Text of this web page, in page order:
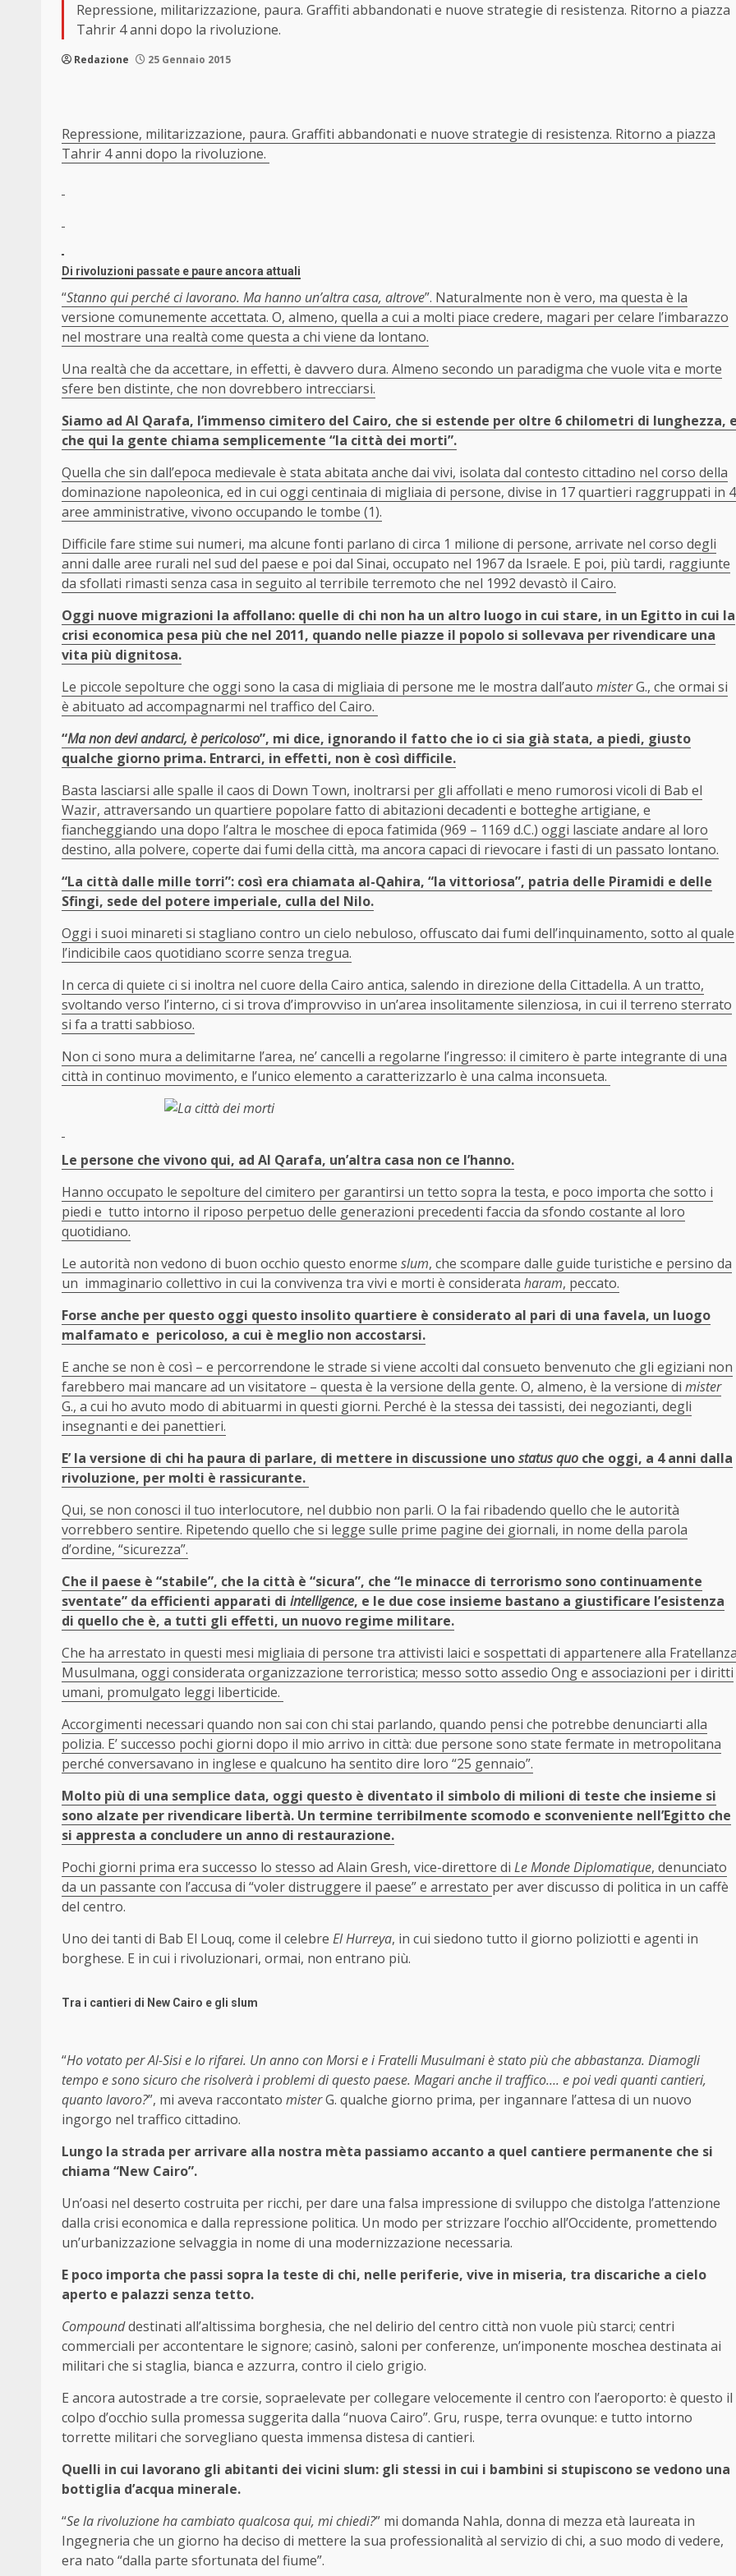
Repressione, militarizzazione, paura. Graffiti abbandonati e nuove strategie di resistenza. Ritorno a piazza
Tahrir 4 anni dopo la rivoluzione.
Redazione 25 Gennaio 2015
Repressione, militarizzazione, paura. Graffiti abbandonati e nuove strategie di resistenza. Ritorno a piazza
Tahrir 4 anni dopo la rivoluzione.
Di rivoluzioni passate e paure ancora attuali
“Stanno qui perché ci lavorano. Ma hanno un’altra casa, altrove”. Naturalmente non è vero, ma questa è la
versione comunemente accettata. O, almeno, quella a cui a molti piace credere, magari per celare l’imbarazzo
nel mostrare una realtà come questa a chi viene da lontano.
Una realtà che da accettare, in effetti, è davvero dura. Almeno secondo un paradigma che vuole vita e morte
sfere ben distinte, che non dovrebbero intrecciarsi.
Siamo ad Al Qarafa, l’immenso cimitero del Cairo, che si estende per oltre 6 chilometri di lunghezza,
che qui la gente chiama semplicemente “la città dei morti”.
Quella che sin dall’epoca medievale è stata abitata anche dai vivi, isolata dal contesto cittadino nel corso della
dominazione napoleonica, ed in cui oggi centinaia di migliaia di persone, divise in 17 quartieri raggruppati in 4
aree amministrative, vivono occupando le tombe (1).
Difficile fare stime sui numeri, ma alcune fonti parlano di circa 1 milione di persone, arrivate nel corso degli
anni dalle aree rurali nel sud del paese e poi dal Sinai, occupato nel 1967 da Israele. E poi, più tardi, raggiunte
da sfollati rimasti senza casa in seguito al terribile terremoto che nel 1992 devastò il Cairo.
Oggi nuove migrazioni la affollano: quelle di chi non ha un altro luogo in cui stare, in un Egitto in cui la
crisi economica pesa più che nel 2011, quando nelle piazze il popolo si sollevava per rivendicare una
vita più dignitosa.
Le piccole sepolture che oggi sono la casa di migliaia di persone me le mostra dall’auto misterG., che ormai si
è abituato ad accompagnarmi nel traffico del Cairo.
“Ma non devi andarci, è pericoloso”, mi dice, ignorando il fatto che io ci sia già stata, a piedi, giusto
qualche giorno prima. Entrarci, in effetti, non è così difficile.
Basta lasciarsi alle spalle il caos di Down Town, inoltrarsi per gli affollati e meno rumorosi vicoli di Bab el
Wazir, attraversando un quartiere popolare fatto di abitazioni decadenti e botteghe artigiane, e
fiancheggiando una dopo l’altra le moschee di epoca fatimida (969 – 1169 d.C.) oggi lasciate andare al loro
destino, alla polvere, coperte dai fumi della città, ma ancora capaci di rievocare i fasti di un passato lontano.
“La città dalle mille torri”: così era chiamata al-Qahira, “la vittoriosa”, patria delle Piramidi e delle
Sfingi, sede del potere imperiale, culla del Nilo.
Oggi i suoi minareti si stagliano contro un cielo nebuloso, offuscato dai fumi dell’inquinamento, sotto al quale
l’indicibile caos quotidiano scorre senza tregua.
In cerca di quiete ci si inoltra nel cuore della Cairo antica, salendo in direzione della Cittadella. A un tratto,
svoltando verso l’interno, ci si trova d’improvviso in un’area insolitamente silenziosa, in cui il terreno sterrato
si fa a tratti sabbioso.
Non ci sono mura a delimitarne l’area, ne’ cancelli a regolarne l’ingresso: il cimitero è parte integrante di una
città in continuo movimento, e l’unico elemento a caratterizzarlo è una calma inconsueta.
Le persone che vivono qui, ad Al Qarafa, un’altra casa non ce l’hanno.
Hanno occupato le sepolture del cimitero per garantirsi un tetto sopra la testa, e poco importa che sotto i
piedi e tutto intorno il riposo perpetuo delle generazioni precedenti faccia da sfondo costante al loro
quotidiano.
Le autorità non vedono di buon occhio questo enorme slum, che scompare dalle guide turistiche e persino da
un immaginario collettivo in cui la convivenza tra vivi e morti è considerata haram, peccato.
Forse anche per questo oggi questo insolito quartiere è considerato al pari di una favela, un luogo
malfamato e pericoloso, a cui è meglio non accostarsi.
E anche se non è così – e percorrendone le strade si viene accolti dal consueto benvenuto che gli egiziani non
farebbero mai mancare ad un visitatore – questa è la versione della gente. O, almeno, è la versione di mister
G., a cui ho avuto modo di abituarmi in questi giorni. Perché è la stessa dei tassisti, dei negozianti, degli
insegnanti e dei panettieri.
E’ la versione di chi ha paura di parlare, di mettere in discussione unostatus quo che oggi, a 4 anni dalla
rivoluzione, per molti è rassicurante.
Qui, se non conosci il tuo interlocutore, nel dubbio non parli. O la fai ribadendo quello che le autorità
vorrebbero sentire. Ripetendo quello che si legge sulle prime pagine dei giornali, in nome della parola
d’ordine, “sicurezza”.
Che il paese è “stabile”, che la città è “sicura”, che “le minacce di terrorismo sono continuamente
sventate” da efficienti apparati di intelligence, e le due cose insieme bastano a giustificare l’esistenza
di quello che è, a tutti gli effetti, un nuovo regime militare.
Che ha arrestato in questi mesi migliaia di persone tra attivisti laici e sospettati di appartenere alla
Musulmana, oggi considerata organizzazione terroristica; messo sotto assedio Ong e associazioni per i diritti
umani, promulgato leggi liberticide.
Accorgimenti necessari quando non sai con chi stai parlando, quando pensi che potrebbe denunciarti alla
polizia. E’ successo pochi giorni dopo il mio arrivo in città: due persone sono state fermate in metropolitana
perché conversavano in inglese e qualcuno ha sentito dire loro “25 gennaio”.
Molto più di una semplice data, oggi questo è diventato il simbolo di milioni di teste che insieme si
sono alzate per rivendicare libertà. Un termine terribilmente scomodo e sconveniente nell’Egitto che
si appresta a concludere un anno di restaurazione.
Pochi giorni prima era successo lo stesso ad Alain Gresh, vice-direttore di Le Monde Diplomatique, denunciato
da un passante con l’accusa di “voler distruggere il paese” e arrestato per aver discusso di politica in un caffè
del centro.
Uno dei tanti di Bab El Louq, come il celebre El Hurreya, in cui siedono tutto il giorno poliziotti e agenti in
borghese. E in cui i rivoluzionari, ormai, non entrano più.
Tra i cantieri di New Cairo e gli slum
“Ho votato per Al-Sisi e lo rifarei. Un anno con Morsi e i Fratelli Musulmani è stato più che abbastanza. Diamogli
tempo e sono sicuro che risolverà i problemi di questo paese. Magari anche il traffico…. e poi vedi quanti cantieri,
quanto lavoro?”, mi aveva raccontato misterG. qualche giorno prima, per ingannare l’attesa di un nuovo
ingorgo nel traffico cittadino.
Lungo la strada per arrivare alla nostra mèta passiamo accanto a quel cantiere permanente che si
chiama “New Cairo”.
Un’oasi nel deserto costruita per ricchi, per dare una falsa impressione di sviluppo che distolga l’attenzione
dalla crisi economica e dalla repressione politica. Un modo per strizzare l’occhio all’Occidente, promettendo
un’urbanizzazione selvaggia in nome di una modernizzazione necessaria.
E poco importa che passi sopra la teste di chi, nelle periferie, vive in miseria, tra discariche a cielo
aperto e palazzi senza tetto.
Compounddestinati all’altissima borghesia, che nel delirio del centro città non vuole più starci; centri
commerciali per accontentare le signore; casinò, saloni per conferenze, un’imponente moschea destinata ai
militari che si staglia, bianca e azzurra, contro il cielo grigio.
E ancora autostrade a tre corsie, sopraelevate per collegare velocemente il centro con l’aeroporto: è questo il
colpo d’occhio sulla promessa suggerita dalla “nuova Cairo”. Gru, ruspe, terra ovunque: e tutto intorno
torrette militari che sorvegliano questa immensa distesa di cantieri.
Quelli in cui lavorano gli abitanti dei vicini slum: gli stessi in cui i bambini si stupiscono se vedono una
bottiglia d’acqua minerale.
“Se la rivoluzione ha cambiato qualcosa qui, mi chiedi?” mi domanda Nahla, donna di mezza età laureata in
Ingegneria che un giorno ha deciso di mettere la sua professionalità al servizio di chi, a suo modo di vedere,
era nato “dalla parte sfortunata del fiume”.